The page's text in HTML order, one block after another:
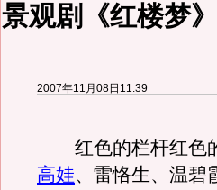
景观剧《红楼梦
2007年11月08日11:39
红色的栏杆红色
高娃、雷恪生、温碧